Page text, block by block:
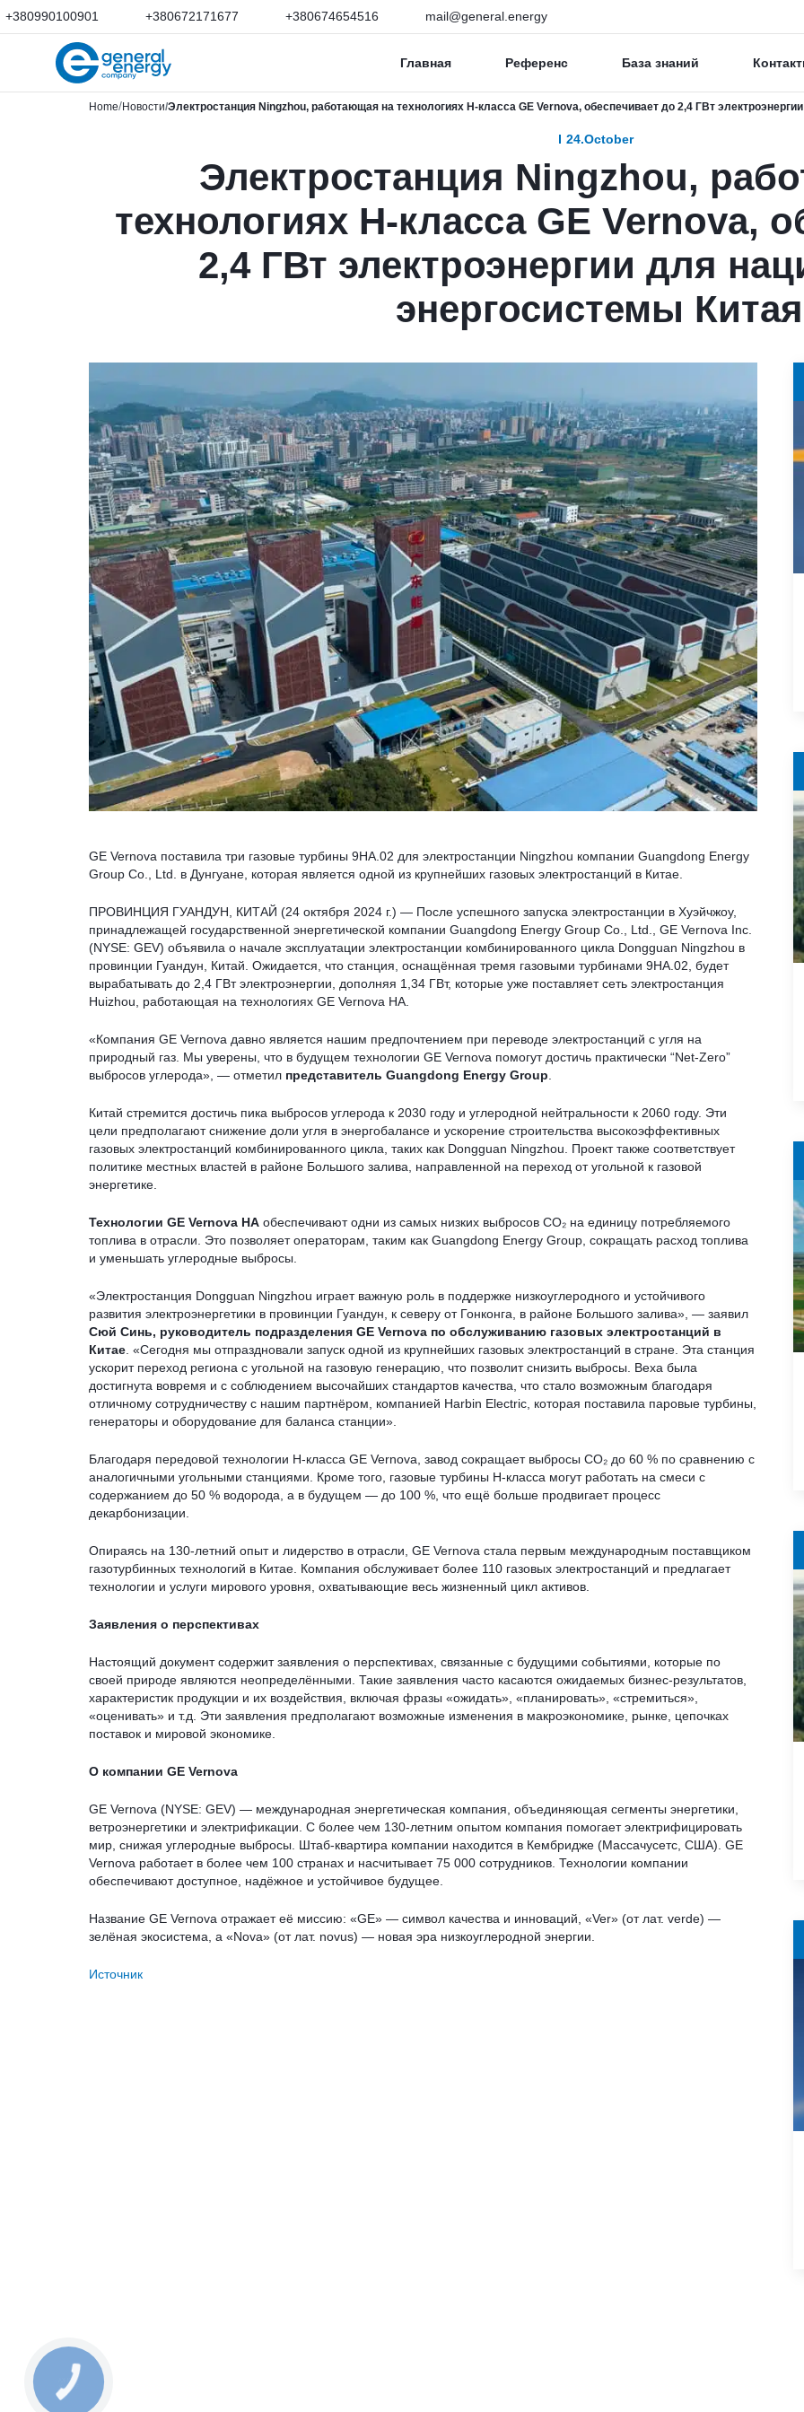
+380990100901 +380672171677 +380674654516 mail@general.energy
Главная Референс База знаний
Home Новости Электростанция Ningzhou, работающая на технологиях H-класса GE Vernova, обеспечивает до 2,4 ГВт
24.October
Электростанция Ningzhou,
технологиях H-класса GE Vernova,
2,4 ГВт электроэнергии для
энергосистемы Китая
GE Vernova поставила три газовые турбины 9HA.02 для электростанции Ningzhou компании Guangdong Energy
Group Co., Ltd. в Дунгуане, которая является одной из крупнейших газовых электростанций в Китае.
ПРОВИНЦИЯ ГУАНДУН, КИТАЙ (24 октября 2024 г.) — После успешного запуска электростанции в Хуэйчжоу,
принадлежащей государственной энергетической компании Guangdong Energy Group Co., Ltd., GE Vernova Inc.
(NYSE: GEV) объявила о начале эксплуатации электростанции комбинированного цикла Dongguan Ningzhou в
провинции Гуандун, Китай. Ожидается, что станция, оснащённая тремя газовыми турбинами 9HA.02, будет
вырабатывать до 2,4 ГВт электроэнергии, дополняя 1,34 ГВт, которые уже поставляет сеть электростанция
Huizhou, работающая на технологиях GE Vernova HA.
«Компания GE Vernova давно является нашим предпочтением при переводе электростанций с угля на
природный газ. Мы уверены, что в будущем технологии GE Vernova помогут достичь практически “Net-Zero”
выбросов углерода», — отметил представитель Guangdong Energy Group
Китай стремится достичь пика выбросов углерода к 2030 году и углеродной нейтральности к 2060 году. Эти
цели предполагают снижение доли угля в энергобалансе и ускорение строительства высокоэффективных
газовых электростанций комбинированного цикла, таких как Dongguan Ningzhou. Проект также соответствует
политике местных властей в районе Большого залива, направленной на переход от угольной к газовой
энергетике.
Технологии GE Vernova HA обеспечивают одни из самых низких выбросов CO₂ на единицу потребляемого
топлива в отрасли. Это позволяет операторам, таким как Guangdong Energy Group, сокращать расход топлива
и уменьшать углеродные выбросы.
«Электростанция Dongguan Ningzhou играет важную роль в поддержке низкоуглеродного и устойчивого
развития электроэнергетики в провинции Гуандун, к северу от Гонконга, в районе Большого залива», — заявил
Сюй Синь, руководитель подразделения GE Vernova по обслуживанию газовых электростанций в
Китае . «Сегодня мы отпраздновали запуск одной из крупнейших газовых электростанций в стране. Эта станция
ускорит переход региона с угольной на газовую генерацию, что позволит снизить выбросы. Веха была
достигнута вовремя и с соблюдением высочайших стандартов качества, что стало возможным благодаря
отличному сотрудничеству с нашим партнёром, компанией Harbin Electric, которая поставила паровые турбины,
генераторы и оборудование для баланса станции».
Благодаря передовой технологии H-класса GE Vernova, завод сокращает выбросы CO₂ до 60 % по сравнению с
аналогичными угольными станциями. Кроме того, газовые турбины H-класса могут работать на смеси с
содержанием до 50 % водорода, а в будущем — до 100 %, что ещё больше продвигает процесс
декарбонизации.
Опираясь на 130-летний опыт и лидерство в отрасли, GE Vernova стала первым международным поставщиком
газотурбинных технологий в Китае. Компания обслуживает более 110 газовых электростанций и предлагает
технологии и услуги мирового уровня, охватывающие весь жизненный цикл активов.
Заявления о перспективах
Настоящий документ содержит заявления о перспективах, связанные с будущими событиями, которые по
своей природе являются неопределёнными. Такие заявления часто касаются ожидаемых бизнес-результатов,
характеристик продукции и их воздействия, включая фразы «ожидать», «планировать», «стремиться»,
«оценивать» и т.д. Эти заявления предполагают возможные изменения в макроэкономике, рынке, цепочках
поставок и мировой экономике.
О компании GE Vernova
GE Vernova (NYSE: GEV) — международная энергетическая компания, объединяющая сегменты энергетики,
ветроэнергетики и электрификации. С более чем 130-летним опытом компания помогает электрифицировать
мир, снижая углеродные выбросы. Штаб-квартира компании находится в Кембридже (Массачусетс, США). GE
Vernova работает в более чем 100 странах и насчитывает 75 000 сотрудников. Технологии компании
обеспечивают доступное, надёжное и устойчивое будущее.
Название GE Vernova отражает её миссию: «GE» — символ качества и инноваций, «Ver» (от лат. verde) —
зелёная экосистема, а «Nova» (от лат. novus) — новая эра низкоуглеродной энергии.
Источник